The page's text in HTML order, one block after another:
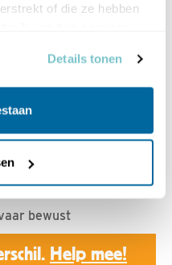
of die ze hebben
Details tonen
2020, 23:50 |
957x
bewust
Help mee!